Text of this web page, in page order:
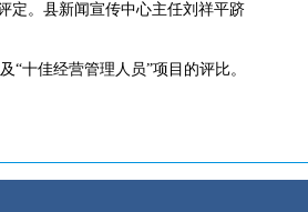
定。县新闻宣传中心主任刘祥平跻
“十佳经营管理人员”项目的评比。